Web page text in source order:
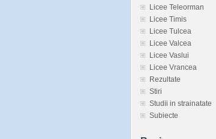
Licee Teleorman
Licee Timis
Licee Tulcea
Licee Valcea
Licee Vaslui
Licee Vrancea
Rezultate
Stiri
Studii in strainatate
Subiecte